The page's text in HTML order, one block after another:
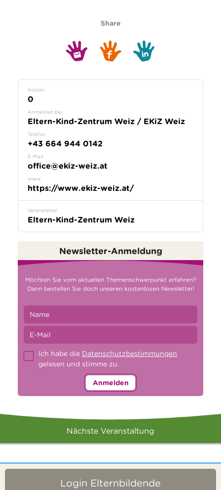
Share
Kosten
0
Anmelden bei
Eltern-Kind-Zentrum Weiz / EKiZ Weiz
Telefon
+43 664 944 0142
E-Mail
office@ekiz-weiz.at
www
https://www.ekiz-weiz.at/
Veranstalter
Eltern-Kind-Zentrum Weiz
Newsletter-Anmeldung
Möchten Sie vom aktuellen Themenschwerpunkt erfahren?
Dann bestellen Sie doch unseren kostenlosen Newsletter!
Ich habe die Datenschutzbestimmungen
gelesen und stimme zu.
Anmelden
Nächste Veranstaltung
Login Elternbildende